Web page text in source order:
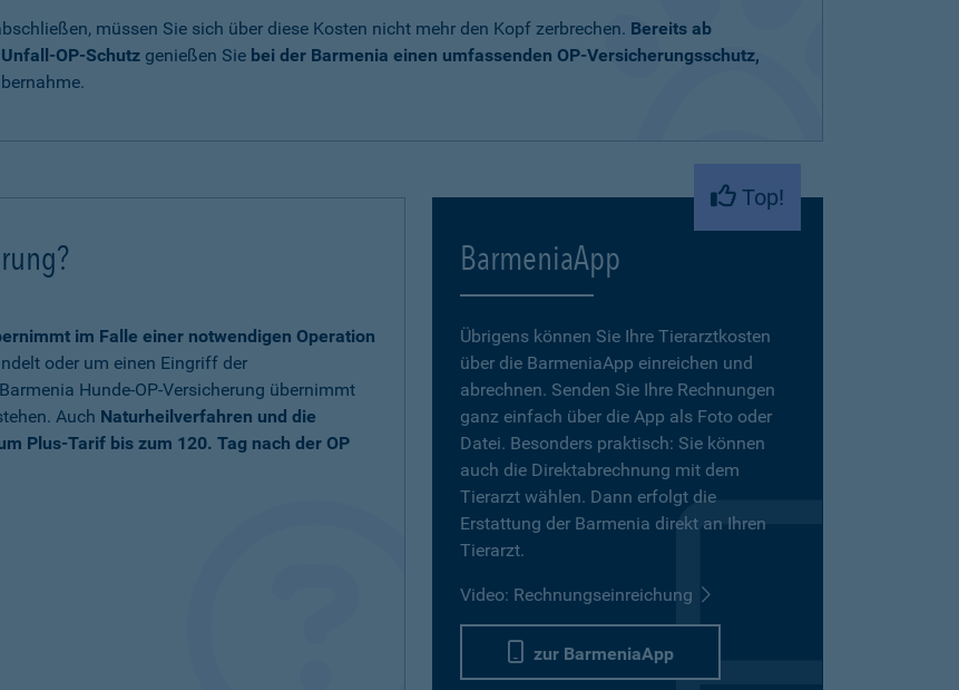
müssen Sie sich über diese Kosten nicht mehr den Kopf zerbrechen. Bereits ab
OP-Schutz genießen Sie bei der Barmenia einen umfassenden OP-Versicherungsschutz,
im Falle einer notwendigen Operation
oder um einen Eingriff der
Hunde-OP-Versicherung übernimmt
Auch Naturheilverfahren und die
Plus-Tarif bis zum 120. Tag nach der OP
Top!
BarmeniaApp
Übrigens können Sie Ihre Tierarztkosten
über die BarmeniaApp einreichen und
abrechnen. Senden Sie Ihre Rechnungen
ganz einfach über die App als Foto oder
Datei. Besonders praktisch: Sie können
auch die Direktabrechnung mit dem
Tierarzt wählen. Dann erfolgt die
Erstattung der Barmenia direkt an Ihren
Tierarzt.
Video: Rechnungseinreichung
zur BarmeniaApp